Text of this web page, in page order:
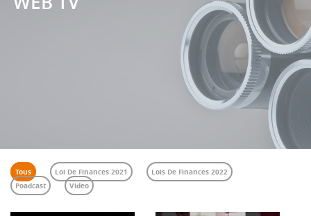
Tous Loi De Finances 2021
Lois De Finances 2022
Poadcast
Video